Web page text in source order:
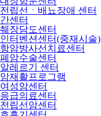
전립선ㆍ배뇨장애 센터
간센터
췌장담도센터
인터벤션센터(중재시술)
항암방사선치료센터
폐암수술센터
알레르기 센터
암재활프로그램
여성암센터
응급의료센터
전립선암센터